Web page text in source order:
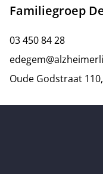
Familiegroep
03 450 84 28
Oude Godstraat